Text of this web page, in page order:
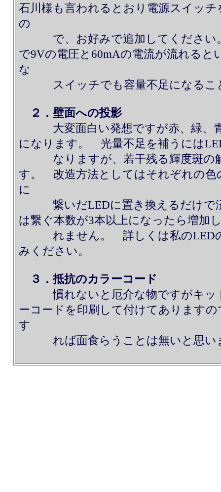
石川様も言われるとおり電源スイッ
の
で、お好みで追加してください
で9Vの電圧と60mAの電流が流れると
な
スイッチでも容量不足になるこ
２．壁面への投影
大変面白い発想ですが赤、緑、青
になります。 光量不足を補うには
なりますが、若干残る輝度斑の
す。 改造方法としてはそれぞれの色
に
繋いだLEDに置き換えるだけで
は繋ぐ本数が3本以上になったら増加
れません。 詳しくは私のLEDの
みください。
３．抵抗のカラーコード
慣れないと厄介な物ですがキッ
ーコードを印刷して付けてあります
す
れば面食らうことは無いと思い